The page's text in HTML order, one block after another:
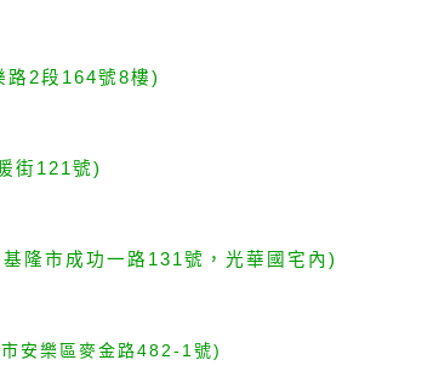
路 2段 164號8樓)
街121號)
隆市成功一路 131號，光華國宅內)
安樂區麥金路482-1號)